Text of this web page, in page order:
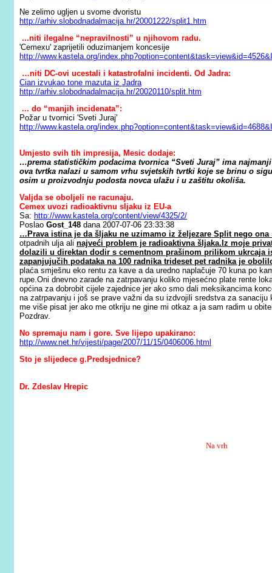
Ne zelimo ugljen u svome dvoristu
http://arhiv.slobodnadalmacija.hr/20001222/split1.htm
...niti ilegalne “nepravilnosti” u njihovom radu.
'Cemexu' zaprijetili oduzimanjem koncesije
http://www.kastela.org/
…niti DC-ovi ucestali i katastrofalni incidenti. Od Jadra:
Cian izvukao tone mazuta iz Jadra
http://arhiv.slobodnadalmacija.hr/20020110/split.htm
... do “manjih incidenata”:
Požar u tvornici 'Sveti Juraj'
http://www.kastela.org/
Umjesto svih tih impresija, Mesic dodaje:
…prema statističkim podacima tvornica “Sveti Juraj” ima
ova tvrtka nalazi u samom vrhu svjetskih tvrtki koje se brinu o
osim u proizvodnju podosta novca ulažu i u zaštitu okoliša.
Valjda se oboljeli ne racunaju.
Cemex uvozi radioaktivnu sljaku iz EU-a
Sa: http://www.kastela.org/content/view/4325/2/
Poslao Gost_148 dana 2007-07-06 23:33:38
…Prava istina je da šljaku ne uzimamo iz željezare Split nego ona
otpadnih ulja ali najveći problem je radioaktivna šljaka.Iz moje
dolazili u direktan dodir s cementnom prašinom prilikom ukrcaja
zapanjujučih podataka na 100 radnika trideset pet radnika je
plaća smješnu eko rentu za kave a da uredno naplačuje 70 kuna po
rupe.Oni dnevno zarade na zatrpavanju koliko mjesećno plate rente
općina za dobrobit cijele zajednice jer ako smo dali meksikancima
na zatrpavanju i još se prave važni da su izdvojili sredstva za
me više pisat jer ako me otkriju ne gine mi otkaz a ja sam radim u
Pozdrav.
No spremaju nam i gore. Sve lijepo upakirano:
http://www.net.hr/vijesti/page/2007/11/15/0406006.html
Sto je slijedece g.Predsjednice?
Dr. Zdeslav Hrepic
Na vrh